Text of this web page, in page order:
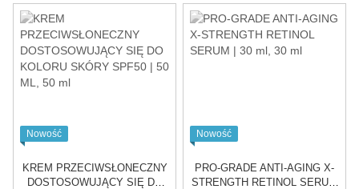
Nowość
KREM PRZECIWSŁONECZNY
DOSTOSOWUJĄCY SIĘ DO
Nowość
PRO-GRADE ANTI-AGING X-
STRENGTH RETINOL SERUM